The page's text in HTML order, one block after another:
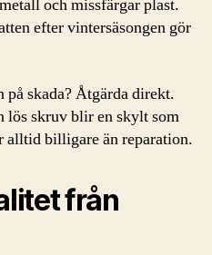
och missfärgar plast.
efter vintersäsongen gör
på skada? Åtgärda direkt.
lös skruv blir en skylt som
alltid billigare än reparation.
från